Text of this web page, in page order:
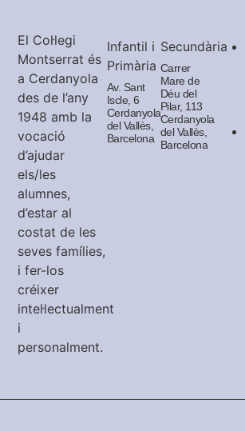
El Col·legi
Montserrat és
a Cerdanyola
des de l’any
1948 amb la
vocació
d’ajudar
els/les
alumnes,
d’estar al
costat de les
seves famílies,
i fer-los
créixer
intel·lectualment
i
personalment.
Infantil i
Primària
Av. Sant
Iscle, 6
Cerdanyola
del Vallès,
Barcelona
Secundària
Carrer
Mare de
Déu del
Pilar, 113
Cerdanyola
del Vallès,
Barcelona